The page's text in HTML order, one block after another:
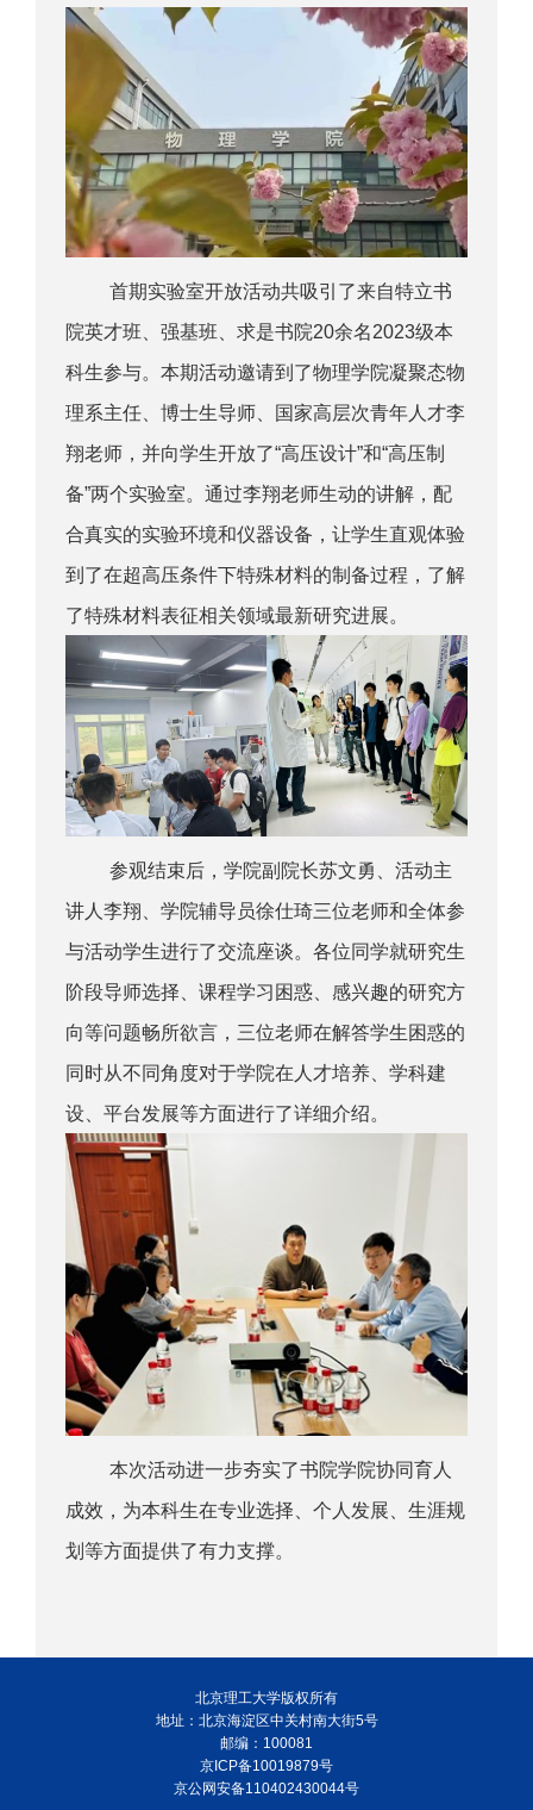
首期实验室开放活动共吸引了来自特立书
院英才班、强基班、求是书院20余名2023级本
科生参与。本期活动邀请到了物理学院凝聚态物
理系主任、博士生导师、国家高层次青年人才李
翔老师，并向学生开放了“高压设计”和“高压制
备”两个实验室。通过李翔老师生动的讲解，配
合真实的实验环境和仪器设备，让学生直观体验
到了在超高压条件下特殊材料的制备过程，了解
了特殊材料表征相关领域最新研究进展。
参观结束后，学院副院长苏文勇、活动主
讲人李翔、学院辅导员徐仕琦三位老师和全体参
与活动学生进行了交流座谈。各位同学就研究生
阶段导师选择、课程学习困惑、感兴趣的研究方
向等问题畅所欲言，三位老师在解答学生困惑的
同时从不同角度对于学院在人才培养、学科建
设、平台发展等方面进行了详细介绍。
本次活动进一步夯实了书院学院协同育人
成效，为本科生在专业选择、个人发展、生涯规
划等方面提供了有力支撑。
北京理工大学版权所有
地址：北京海淀区中关村南大街5号
邮编：100081
京ICP备10019879号
京公网安备110402430044号